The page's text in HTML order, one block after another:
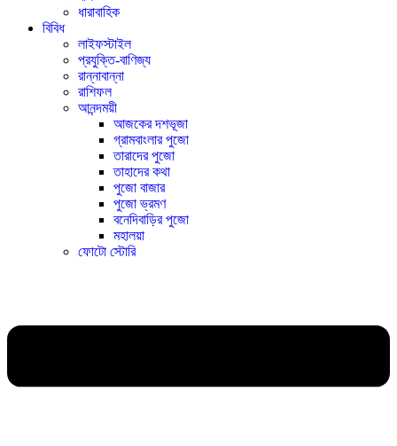
ধারাবাহিক
বিবিধ
লাইফস্টাইল
প্রযুক্তি-বাণিজ্য
রান্নাবান্না
রাশিফল
আনন্দময়ী
আজকের দশভূজা
গ্রামবাংলার পুজো
তারাদের পুজো
তাহাদের কথা
পুজো বাজার
পুজো ভ্রমণ
বনেদিবাড়ির পুজো
মহালয়া
ফোটো স্টোরি